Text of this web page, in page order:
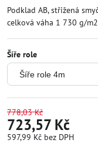
Podklad AB, střižená
celková váha 1 730 g/
Šíře role
778,03 Kč
723,57 Kč
597,99 Kč bez DPH